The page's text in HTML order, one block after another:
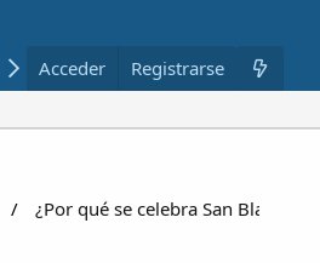
Nuevo Miembros
Acceder Registrarse
¿Por qué se celebra San Blas el 3